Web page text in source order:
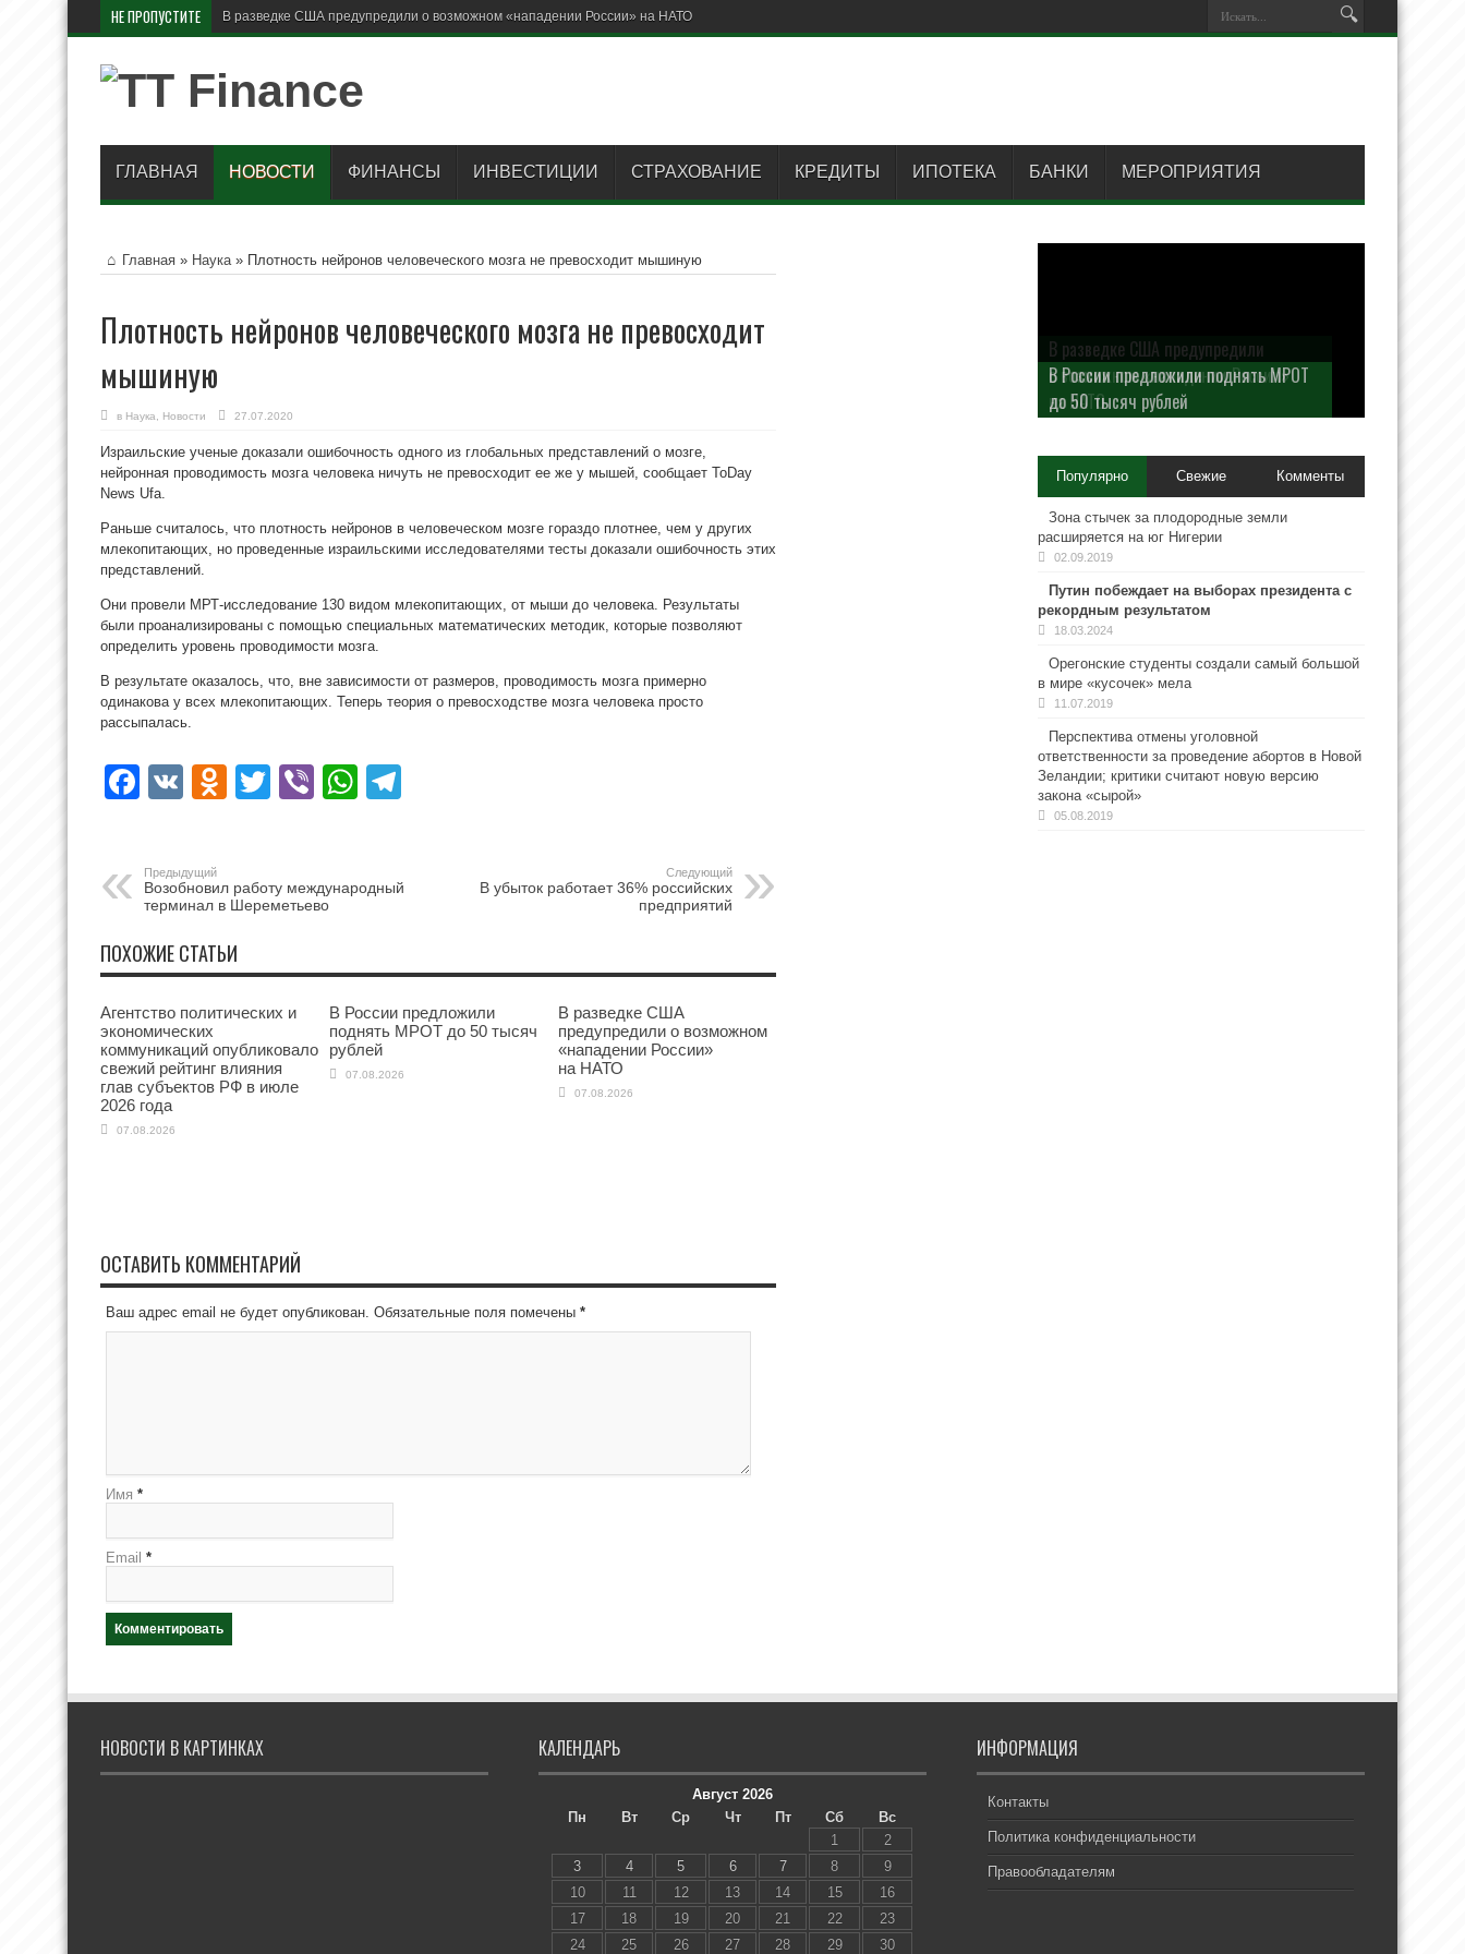
НЕ ПРОПУСТИТЕ В разведке США предупредили о возможном «нападении России» на НАТО
ГЛАВНАЯ НОВОСТИ ФИНАНСЫ ИНВЕСТИЦИИ СТРАХОВАНИЕ КРЕДИТЫ ИПОТЕКА БАНКИ МЕРОПРИЯТИЯ
Главная » Наука» Плотность нейронов человеческого мозга не превосходит мышиную
Плотность нейронов человеческого мозга не превосходит
мышиную
в Наука Новости 27.07.2020
Израильские ученые доказали ошибочность одного из глобальных представлений о мозге,
нейронная проводимость мозга человека ничуть не превосходит ее же у мышей, сообщает ToDay
News Ufa.
Раньше считалось, что плотность нейронов в человеческом мозге гораздо плотнее, чем у других
млекопитающих, но проведенные израильскими исследователями тесты доказали ошибочность этих
представлений.
Они провели МРТ-исследование 130 видом млекопитающих, от мыши до человека. Результаты
были проанализированы с помощью специальных математических методик, которые позволяют
определить уровень проводимости мозга.
В результате оказалось, что, вне зависимости от размеров, проводимость мозга примерно
одинакова у всех млекопитающих. Теперь теория о превосходстве мозга человека просто
рассыпалась.
Facebook
VK Odnoklassniki
Twitter
ViberWhatsApp
Предыдущий
Возобновил работу международный
терминал в Шереметьево
Следующий
В убыток работает 36% российских
предприятий
ПОХОЖИЕ СТАТЬИ
Агентство политических и
экономических
коммуникаций опубликовало
свежий рейтинг влияния
глав субъектов РФ в июле
2026 года
07.08.2026
В России предложили
поднять МРОТ до 50 тысяч
рублей
07.08.2026
В разведке США
предупредили о возможном
«нападении России»
на НАТО
07.08.2026
ОСТАВИТЬ КОММЕНТАРИЙ
Ваш адрес email не будет опубликован. Обязательные поля помечены *
Имя *
Email *
В России предложили поднять МРОТ
до 50 тысяч рублей
В разведке США предупредили
о возможном «нападении России»
на НАТО
Популярно Свежие Комменты
Зона стычек за плодородные земли
расширяется на юг Нигерии
02.09.2019
Путин побеждает на выборах президента с
рекордным результатом
18.03.2024
Орегонские студенты создали самый большой
в мире «кусочек» мела
11.07.2019
Перспектива отмены уголовной
ответственности за проведение абортов в Новой
Зеландии; критики считают новую версию
закона «сырой»
05.08.2019
НОВОСТИ В КАРТИНКАХ КАЛЕНДАРЬ
Август 2026
Пн
Вт Ср Чт Пт Сб
Вс
1
2
3
4 5 6 7 8
9
10
11 12 13 14 15
16
17
18 19 20 21 22
23
24
25 26 27 28 29 30
ИНФОРМАЦИЯ
Контакты
Политика конфиденциальности
Правообладателям